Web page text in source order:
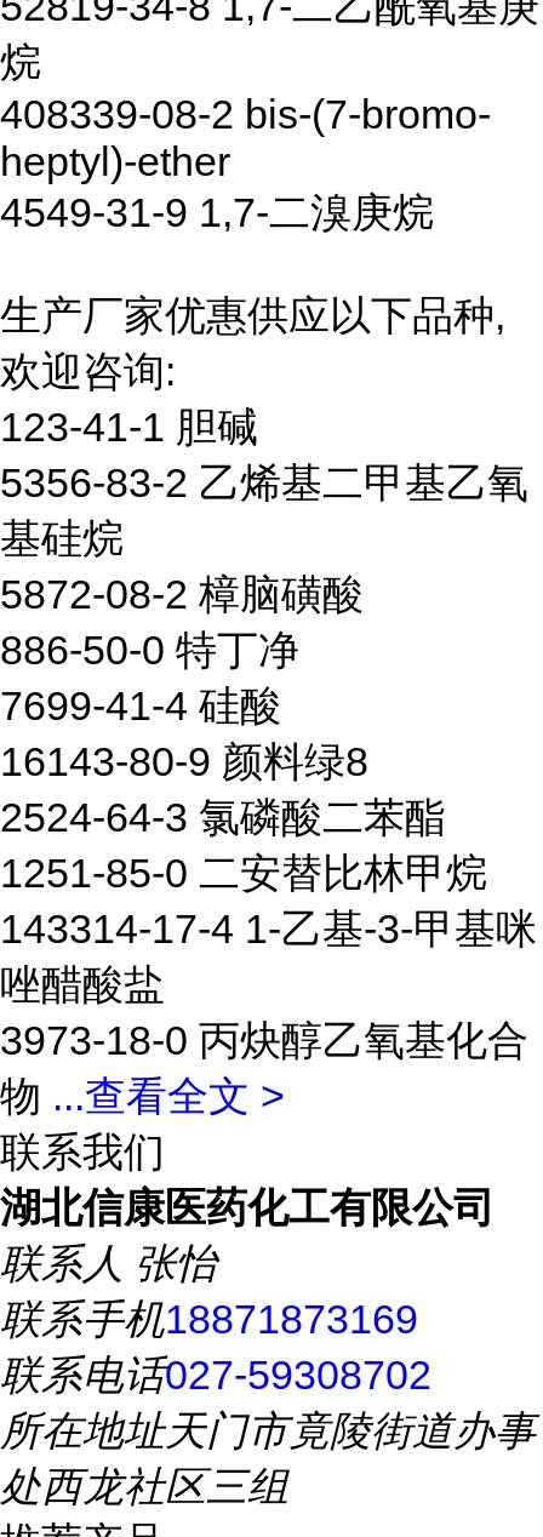
烷
408339-08-2 bis-(7-bromo-
heptyl)-ether
4549-31-9 1,7-二溴庚烷
生产厂家优惠供应以下品种,
欢迎咨询:
123-41-1 胆碱
5356-83-2 乙烯基二甲基乙氧
基硅烷
5872-08-2 樟脑磺酸
886-50-0 特丁净
7699-41-4 硅酸
16143-80-9 颜料绿8
2524-64-3 氯磷酸二苯酯
1251-85-0 二安替比林甲烷
143314-17-4 1-乙基-3-甲基咪
唑醋酸盐
3973-18-0 丙炔醇乙氧基化合
物 ...查看全文 >
联系我们
湖北信康医药化工有限公司
联系人 张怡
联系手机18871873169
联系电话027-59308702
所在地址天门市竟陵街道办事
处西龙社区三组